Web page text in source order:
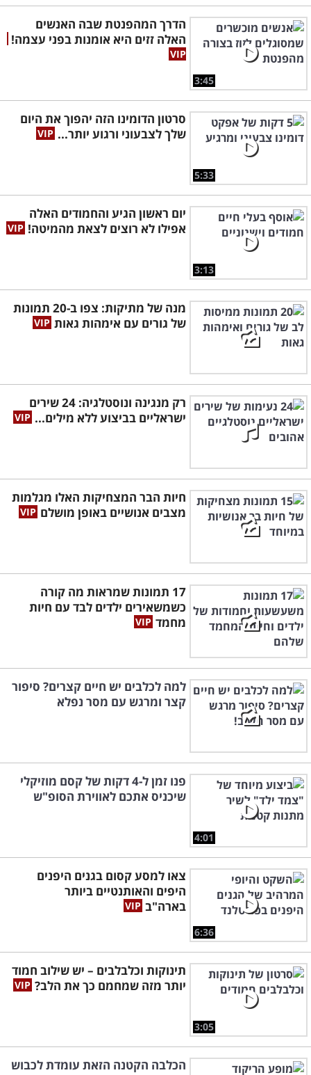
3:45
הדרך המהפנטת שבה האנשים
האלה זזים היא אומנות בפני עצמה!
5:33
סרטון הדומינו הזה יהפוך את היום
שלך לצבעוני ורגוע יותר...
3:13
יום ראשון הגיע והחמודים האלה
אפילו לא רוצים לצאת מהמיטה!
מנה של מתיקות: צפו ב-20 תמונות
של גורים עם אימהות גאות
רק מנגינה ונוסטלגיה: 24 שירים
ישראליים בביצוע ללא מילים...
חיות הבר המצחיקות האלו מגלמות
מצבים אנושיים באופן מושלם
17 תמונות שמראות מה קורה
כשמשאירים ילדים לבד עם חיות
מחמד
למה לכלבים יש חיים קצרים? סיפור
קצר ומרגש עם מסר נפלא
4:01
פנו זמן ל-4 דקות של קסם מוזיקלי
שיכניס אתכם לאווירת הסופ"ש
6:36
צאו למסע קסום בגנים היפנים
היפים והאותנטיים ביותר
בארה"ב
3:05
תינוקות וכלבלבים – יש שילוב חמוד
יותר מזה שמחמם כך את הלב?
הכלבה הקטנה הזאת עומדת לכבוש